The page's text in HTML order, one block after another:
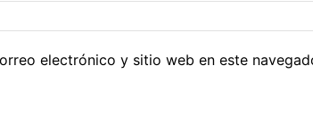
electrónico y sitio web en este